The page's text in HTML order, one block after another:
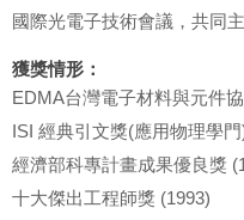
國際光電子技術會議，共同
獲獎情形：
EDMA台灣電子材料與元件
ISI 經典引文獎(應用物理學
經濟部科專計畫成果優良獎
十大傑出工程師獎 (1993)